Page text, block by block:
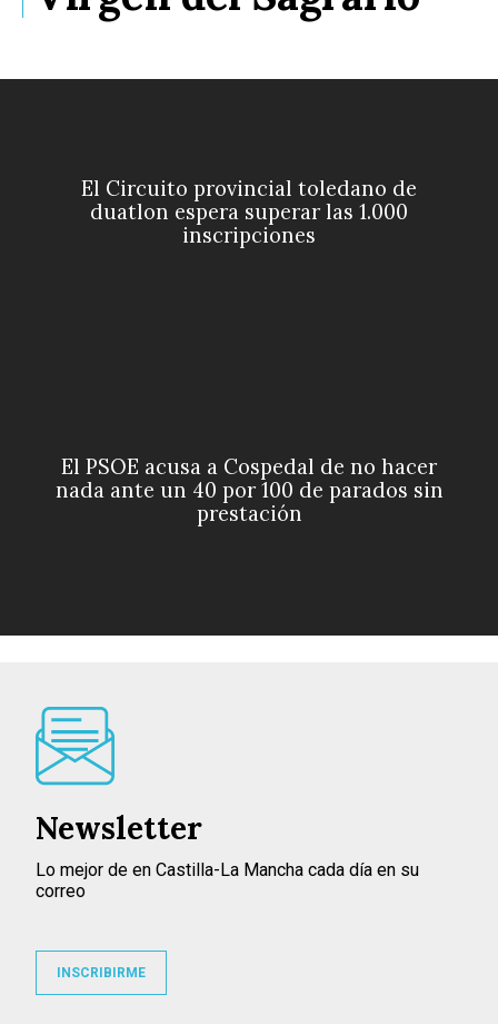
El Circuito provincial toledano de
duatlon espera superar las 1.000
inscripciones
El PSOE acusa a Cospedal de no hacer
nada ante un 40 por 100 de parados sin
prestación
Newsletter
Lo mejor de en Castilla-La Mancha cada día en su
correo
INSCRIBIRME